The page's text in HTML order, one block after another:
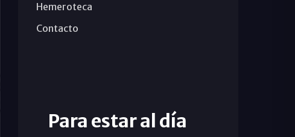
Hemeroteca
Contacto
Para estar al día